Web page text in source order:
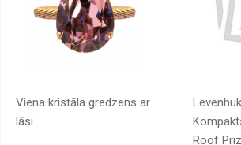
Viena kristāla gredzens ar
lāsi
Roof